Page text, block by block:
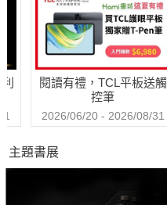
閱讀有禮，TCL平板送觸
控筆
2026/06/20 - 2026/08/31
主題書展